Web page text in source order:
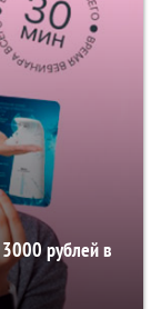
3000 рублей в